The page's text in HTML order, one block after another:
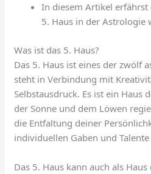
In diesem Artikel erfährst
5. Haus in der Astrologie
Was ist das 5. Haus?
Das 5. Haus ist eines der zwölf
steht in Verbindung mit
Selbstausdruck. Es ist ein Haus
der Sonne und dem Löwen
die Entfaltung deiner
individuellen Gaben und
Das 5. Haus kann auch als